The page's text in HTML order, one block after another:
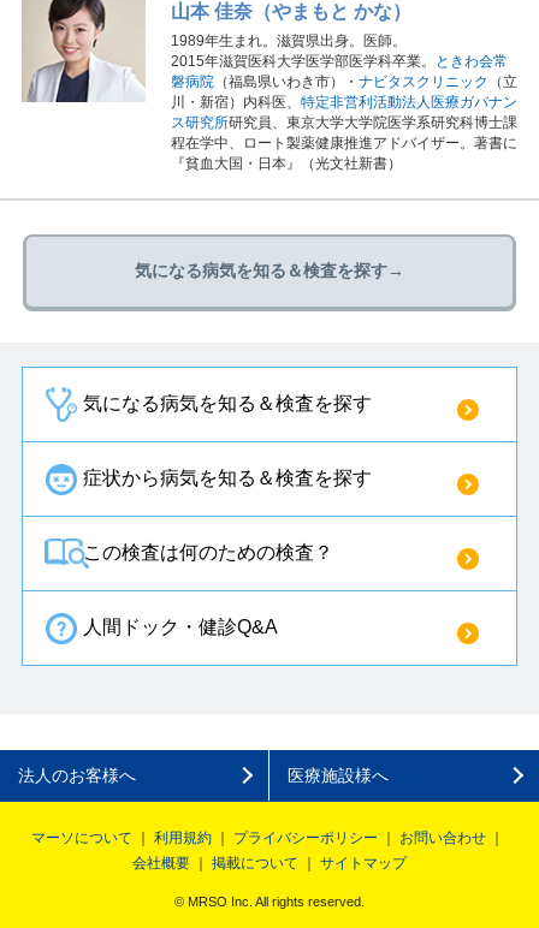
山本 佳奈（やまもと かな）
1989年生まれ。滋賀県出身。医師。
2015年滋賀医科大学医学部医学科卒業。
ときわ会常
磐病院（福島県いわき市）・ ナビタスクリニック
（立
川・新宿）内科医、 特定非営利活動法人医療ガバナン
ス研究所研究員、東京大学大学院医学系研究科博士課
程在学中、ロート製薬健康推進アドバイザー。著書に
『貧血大国・日本』（光文社新書）
気になる病気を知る＆検査を探す→
気になる病気を知る＆検査を探す
症状から病気を知る＆検査を探す
この検査は何のための検査？
人間ドック・健診Q&A
法人のお客様へ 医療施設様へ
マーソについて 利用規約 プライバシーポリシー
お問い合わせ
会社概要
掲載について サイトマップ
© MRSO Inc. All rights reserved.